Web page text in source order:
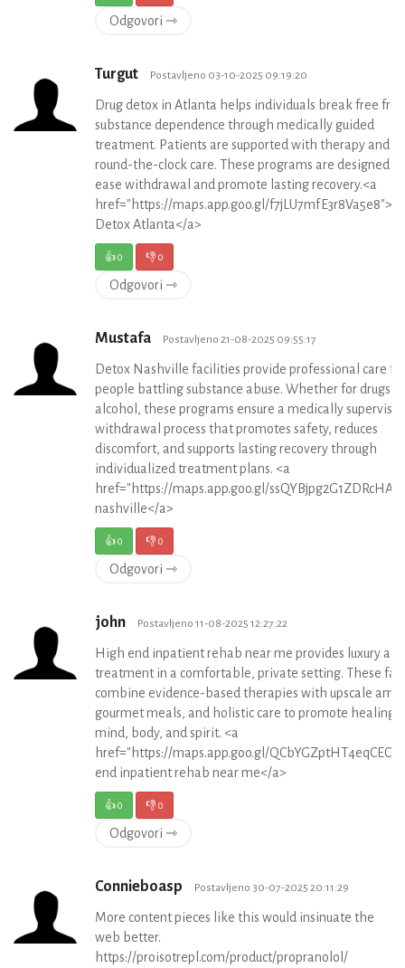
Odgovori ⇾
Turgut Postavljeno 03-10-2025 09:19:20
Drug detox in Atlanta helps individuals break free
substance dependence through medically guided
treatment. Patients are supported with therapy and
round-the-clock care. These programs are designed to
ease withdrawal and promote lasting recovery.<a
href="https://maps.app.goo.gl/
Detox Atlanta</a>
👍0 👎0
Odgovori ⇾
Mustafa Postavljeno 21-08-2025 09:55:17
Detox Nashville facilities provide professional care for
people battling substance abuse. Whether for drugs or
alcohol, these programs ensure a medically
withdrawal process that promotes safety, reduces
discomfort, and supports lasting recovery through
individualized treatment plans. <a
href="https://maps.app.goo.gl/
nashville</a>
👍0 👎0
Odgovori ⇾
john Postavljeno 11-08-2025 12:27:22
High end inpatient rehab near me provides luxury
treatment in a comfortable, private setting. These
combine evidence-based therapies with upscale
gourmet meals, and holistic care to promote healing
mind, body, and spirit. <a
href="https://maps.app.goo.gl/
end inpatient rehab near me</a>
👍0 👎0
Odgovori ⇾
Connieboasp Postavljeno 30-07-2025 20:11:29
More content pieces like this would insinuate the
web better.
https://proisotrepl.com/product/propranolol/